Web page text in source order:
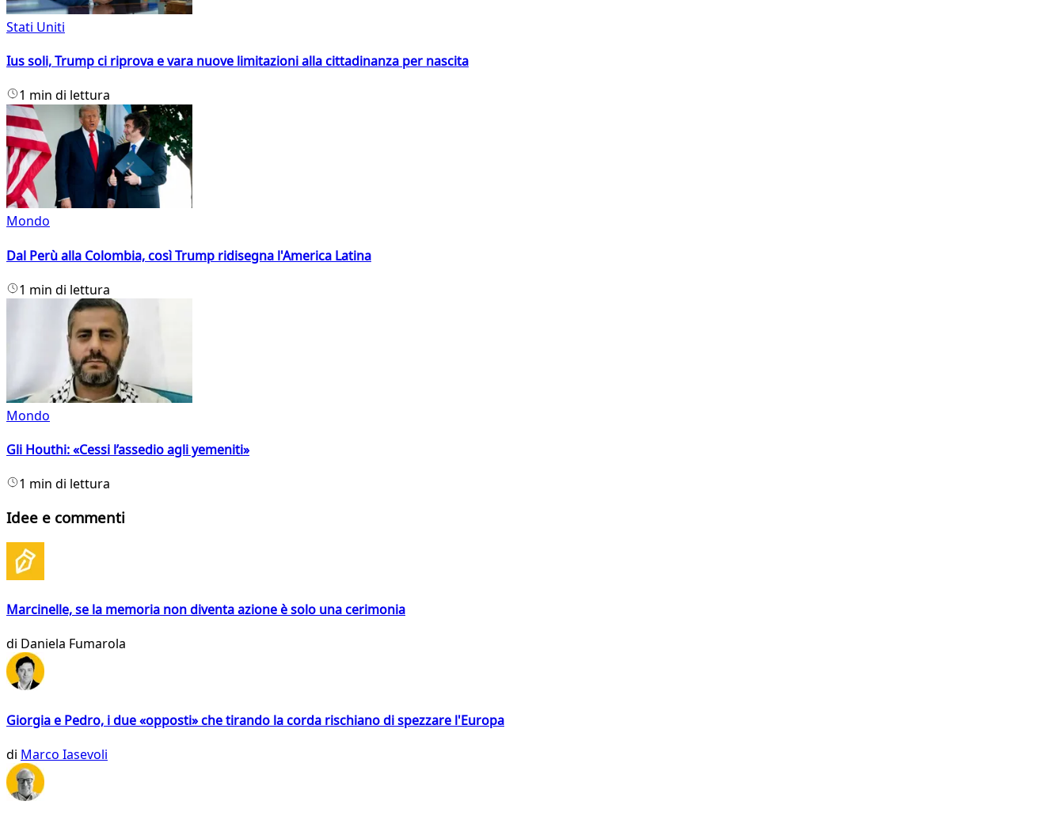
Stati Uniti
Ius soli, Trump ci riprova e vara nuove limitazioni alla cittadinanza per nascita
1 min di lettura
Mondo
Dal Perù alla Colombia, così Trump ridisegna l'America Latina
1 min di lettura
Mondo
Gli Houthi: «Cessi l’assedio agli yemeniti»
1 min di lettura
Idee e commenti
Marcinelle, se la memoria non diventa azione è solo una cerimonia
di Daniela Fumarola
Giorgia e Pedro, i due «opposti» che tirando la corda rischiano di spezzare l'Europa
di Marco Iasevoli